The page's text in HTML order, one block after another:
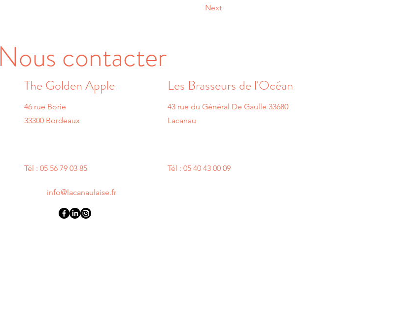
Next
Nous contacter
The Golden Apple
46 rue Borie
33300 Bordeaux
Les Brasseurs de l'Océan
43 rue du Général De Gaulle 33680
Lacanau
‭Tél : 05 56 79 03 85 ‭Tél : 05 40 43 00 09
info@lacanaulaise.fr